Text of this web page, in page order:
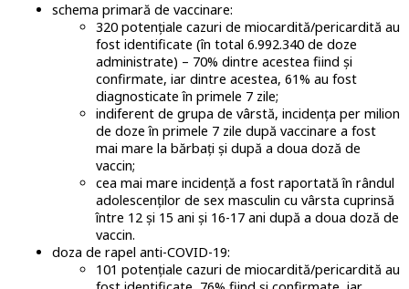
schema primară de vaccinare:
320 potențiale cazuri de miocardită/pericardită au
fost identificate (în total 6.992.340 de doze
administrate) – 70% dintre acestea fiind și
confirmate, iar dintre acestea, 61% au fost
diagnosticate în primele 7 zile;
indiferent de grupa de vârstă, incidența per milion
de doze în primele 7 zile după vaccinare a fost
mai mare la bărbați și după a doua doză de
vaccin;
cea mai mare incidență a fost raportată în rândul
adolescenților de sex masculin cu vârsta cuprinsă
între 12 și 15 ani și 16-17 ani după a doua doză de
vaccin.
doza de rapel anti-COVID-19:
101 potențiale cazuri de miocardită/pericardită au